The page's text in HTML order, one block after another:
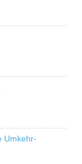
Umkehr-